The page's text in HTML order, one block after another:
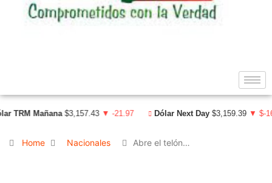
Mañana $3,157.43 ▼ -21.97 Dólar Next Day $3,159.39 ▼ $-
Home Nacionales Abre el telón…